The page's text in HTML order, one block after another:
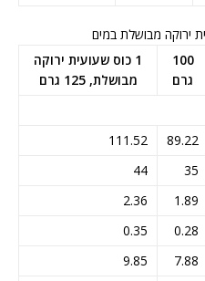
ירוקה מבושלת במים
100
גרם
1 כוס שעועית ירוקה
מבושלת, 125 גרם
89.22
111.52
35
44
1.89
2.36
0.28
0.35
7.88
9.85